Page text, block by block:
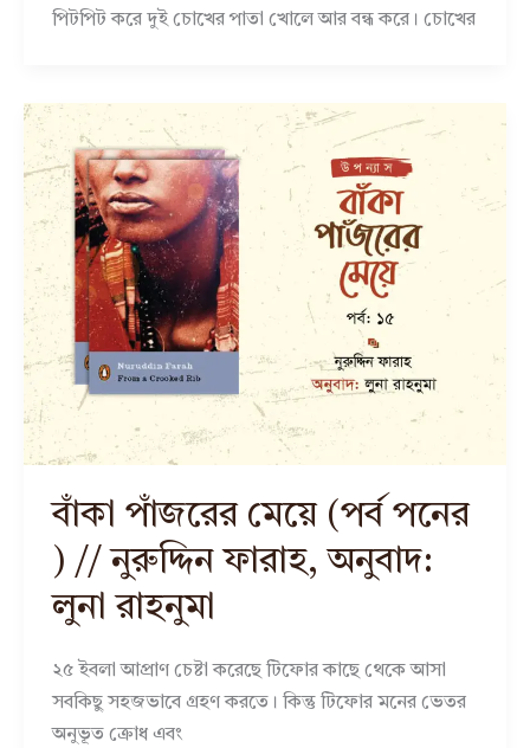
পিটপিট করে দুই চোখের পাতা খোলে আর বন্ধ করে। চোখের
বাঁকা পাঁজরের মেয়ে (পর্ব পনের
) // নুরুদ্দিন ফারাহ, অনুবাদ:
লুনা রাহনুমা
২৫ ইবলা আপ্রাণ চেষ্টা করেছে টিফোর কাছে থেকে আসা
সবকিছু সহজভাবে গ্রহণ করতে। কিন্তু টিফোর মনের ভেতর
অনুভূত ক্রোধ এবং